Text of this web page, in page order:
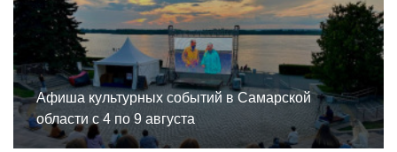
Афиша культурных событий в Самарской
области с 4 по 9 августа